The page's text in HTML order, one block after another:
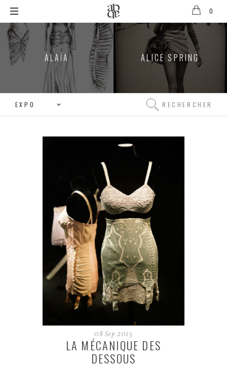
Alix
B.
D'Anthenay
0
ALAÏA ALICE SPRING
Rechercher
Rechercher
08 Sep 2013
LA MÉCANIQUE DES
DESSOUS